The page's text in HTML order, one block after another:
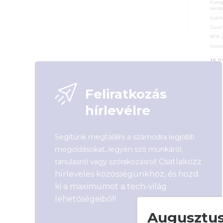
ÁFA:
15
Feliratkozás
hírlevélre
Segítünk megtalálni a számodra legjobb
megoldásokat, legyen szó munkáról,
tanulásról vagy szórakozásról! Csatlakozz
hírleveles közösségünkhöz, és hozd
ki a maximumot a tech-világ
lehetőségeiből!